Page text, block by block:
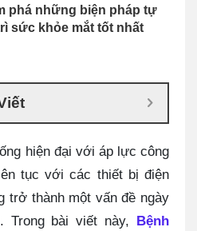
phá những biện pháp tự
sức khỏe mắt tốt nhất
hiện đại với áp lực công
tục với các thiết bị điện
trở thành một vấn đề ngày
Trong bài viết này, Bệnh